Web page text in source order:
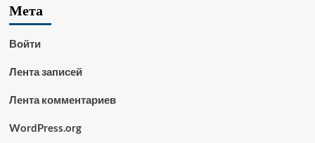
Мета
Войти
Лента записей
Лента комментариев
WordPress.org